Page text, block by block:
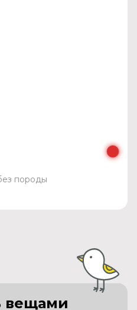
породы
вещами